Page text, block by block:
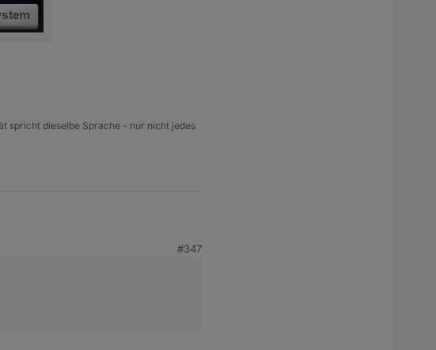
spricht dieselbe Sprache - nur nicht jedes
definitiv noch auf der Liste 😉
#347